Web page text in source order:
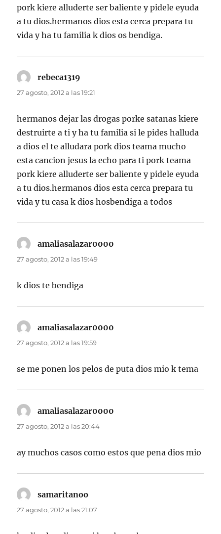
pork kiere alluderte ser baliente y pidele eyuda
a tu dios.hermanos dios esta cerca prepara tu
vida y ha tu familia k dios os bendiga.
rebeca1319
27 agosto, 2012 a las 19:21
hermanos dejar las drogas porke satanas kiere
destruirte a ti y ha tu familia si le pides halluda
a dios el te alludara pork dios teama mucho
esta cancion jesus la echo para ti pork teama
pork kiere alluderte ser baliente y pidele eyuda
a tu dios.hermanos dios esta cerca prepara tu
vida y tu casa k dios hosbendiga a todos
amaliasalazar0000
27 agosto, 2012 a las 19:49
k dios te bendiga
amaliasalazar0000
27 agosto, 2012 a las 19:59
se me ponen los pelos de puta dios mio k tema
amaliasalazar0000
27 agosto, 2012 a las 20:44
ay muchos casos como estos que pena dios mio
samaritanoo
27 agosto, 2012 a las 21:07